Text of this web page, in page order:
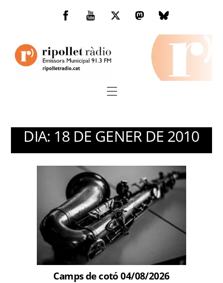
Facebook
You
TwitterMastodonBluesky
Menu
DIA: 18 DE GENER DE 2010
Camps de cotó 04/08/2026